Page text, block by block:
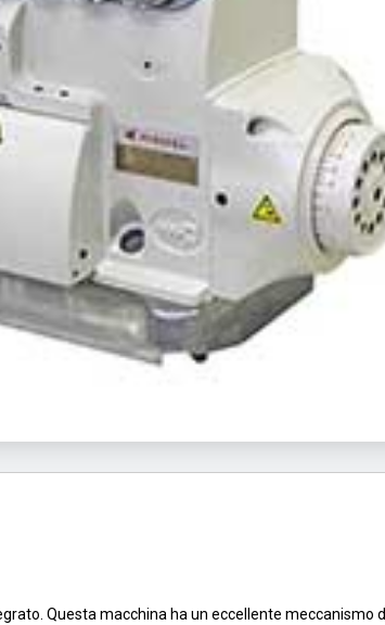
Questa macchina ha un eccellente